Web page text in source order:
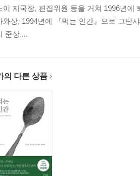
지 않게 됐다”/ 8 하늘에 내걸린 머리/ 9
‘눈꺼풀’
는 안 되는 것/ 2 몰라도 되는 것/ 3 불문
통/ 7 시토츠와 쭝꼬삥/ 8 “참을 수 없어’/
니다/ 13 기억은 무기억이 되고 싶어 한
이 지국장, 편집위원 등을 거쳐 1996년에
와상, 1994년에 『먹는 인간』으로 고단
준상,...
의 다른 상품